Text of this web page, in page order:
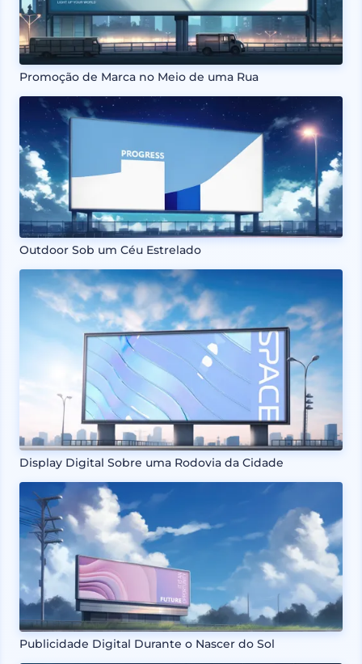
Promoção de Marca no Meio de uma Rua
Outdoor Sob um Céu Estrelado
Display Digital Sobre uma Rodovia da Cidade
Publicidade Digital Durante o Nascer do Sol